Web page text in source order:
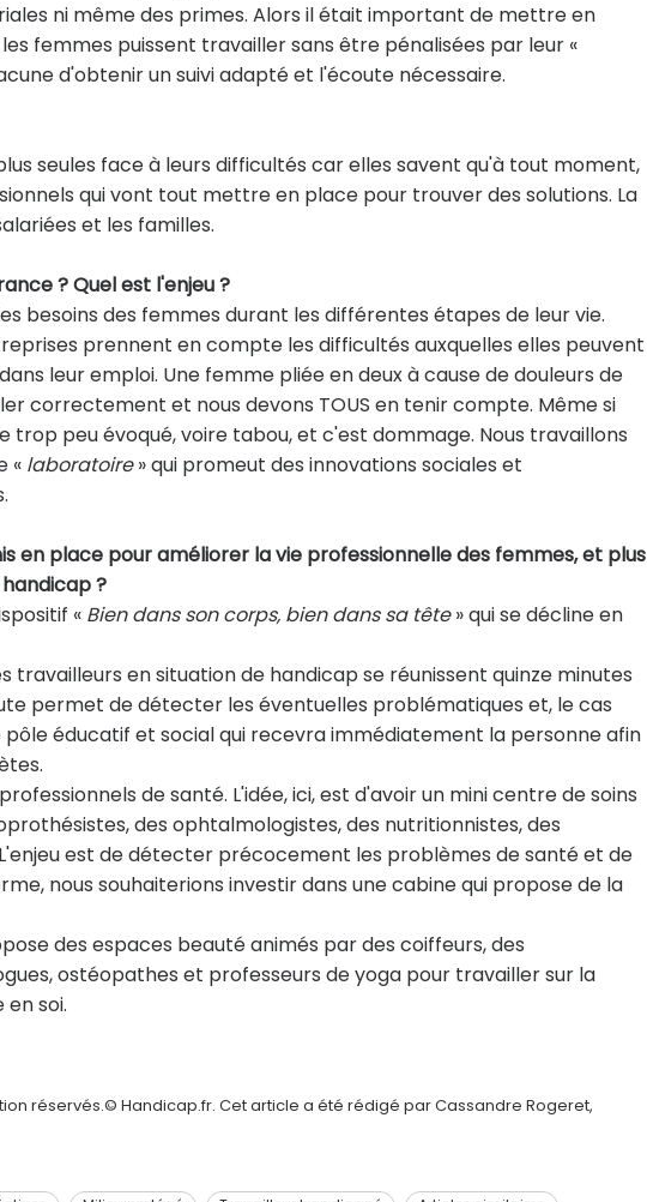
ni même des primes. Alors il était important de mettre en
femmes puissent travailler sans être pénalisées par leur «
d'obtenir un suivi adapté et l'écoute nécessaire.
seules face à leurs difficultés car elles savent qu'à tout moment,
qui vont tout mettre en place pour trouver des solutions. La
et les familles.
? Quel est l'enjeu ?
besoins des femmes durant les différentes étapes de leur vie.
prennent en compte les difficultés auxquelles elles peuvent
leur emploi. Une femme pliée en deux à cause de douleurs de
correctement et nous devons TOUS en tenir compte. Même si
trop peu évoqué, voire tabou, et c'est dommage. Nous travaillons
« laboratoire» qui promeut des innovations sociales et
en place pour améliorer la vie professionnelle des femmes, et plus
?
« Bien dans son corps, bien dans sa tête» qui se décline en
en situation de handicap se réunissent quinze minutes
permet de détecter les éventuelles problématiques et, le cas
éducatif et social qui recevra immédiatement la personne afin
de santé. L'idée, ici, est d'avoir un mini centre de soins
des ophtalmologistes, des nutritionnistes, des
est de détecter précocement les problèmes de santé et de
nous souhaiterions investir dans une cabine qui propose de la
des espaces beauté animés par des coiffeurs, des
ostéopathes et professeurs de yoga pour travailler sur la
soi.
réservés.© Handicap.fr. Cet article a été rédigé par Cassandre Rogeret,